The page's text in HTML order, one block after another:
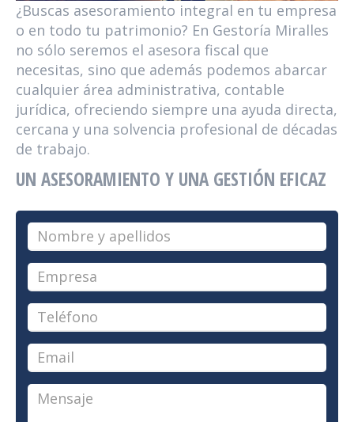
¿Buscas asesoramiento integral en tu empresa
o en todo tu patrimonio? En Gestoría Miralles
no sólo seremos el asesora fiscal que
necesitas, sino que además podemos abarcar
cualquier área administrativa, contable
jurídica, ofreciendo siempre una ayuda directa,
cercana y una solvencia profesional de décadas
de trabajo.
UN ASESORAMIENTO Y UNA GESTIÓN EFICAZ